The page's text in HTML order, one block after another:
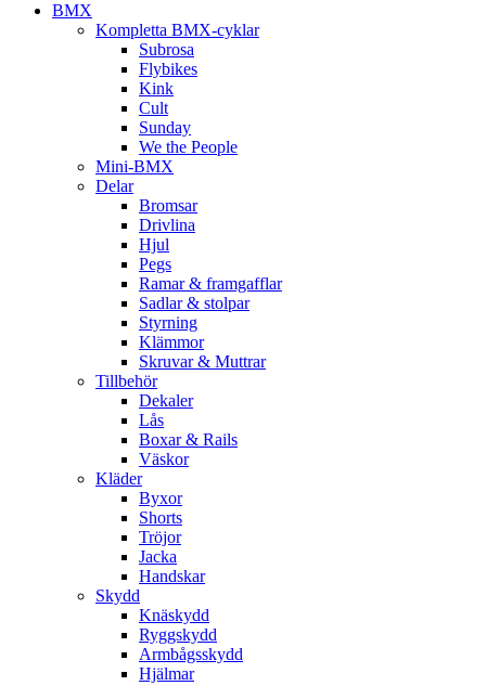
BMX
Kompletta BMX-cyklar
Subrosa
Flybikes
Kink
Cult
Sunday
We the People
Mini-BMX
Delar
Bromsar
Drivlina
Hjul
Pegs
Ramar & framgafflar
Sadlar & stolpar
Styrning
Klämmor
Skruvar & Muttrar
Tillbehör
Dekaler
Lås
Boxar & Rails
Väskor
Kläder
Byxor
Shorts
Tröjor
Jacka
Handskar
Skydd
Knäskydd
Ryggskydd
Armbågsskydd
Hjälmar